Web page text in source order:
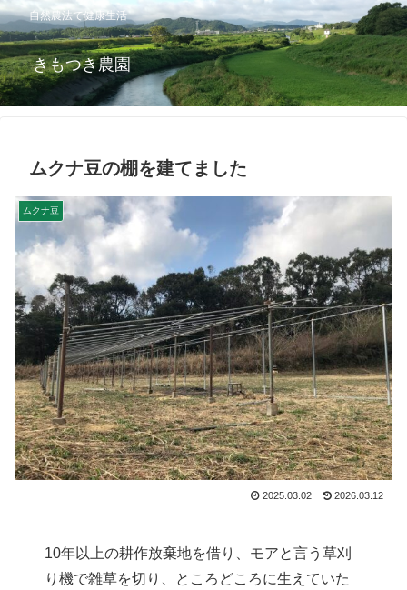
自然農法で健康生活
きもつき農園
ムクナ豆の棚を建てました
ムクナ豆
2025.03.02 2026.03.12
10年以上の耕作放棄地を借り、モアと言う草刈
り機で雑草を切り、ところどころに生えていた